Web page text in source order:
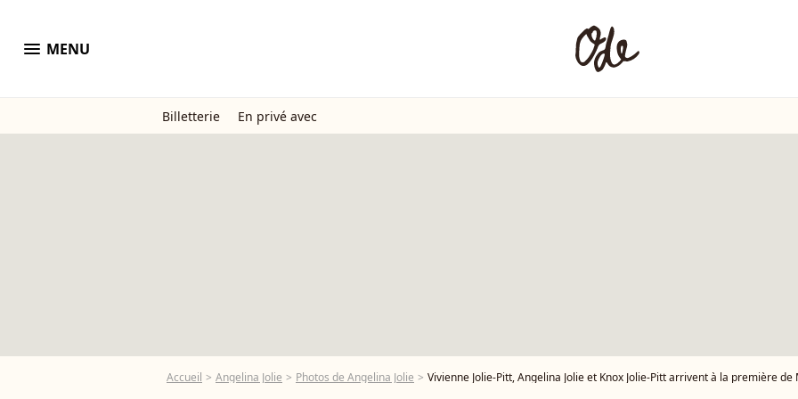
menu MENU
Billetterie En privé avec
Accueil Angelina Jolie Photos de Angelina Jolie Vivienne Jolie-Pitt, Angelina Jolie et Knox Jolie-Pitt arrivent à la première de Marvel Studios' ETERNALS Los Angeles qui s'est tenue au Dolby Theater à